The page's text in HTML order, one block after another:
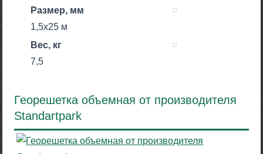
Размер, мм
1,5х25 м
Вес, кг
7,5
Георешетка объемная от производителя
Standartpark